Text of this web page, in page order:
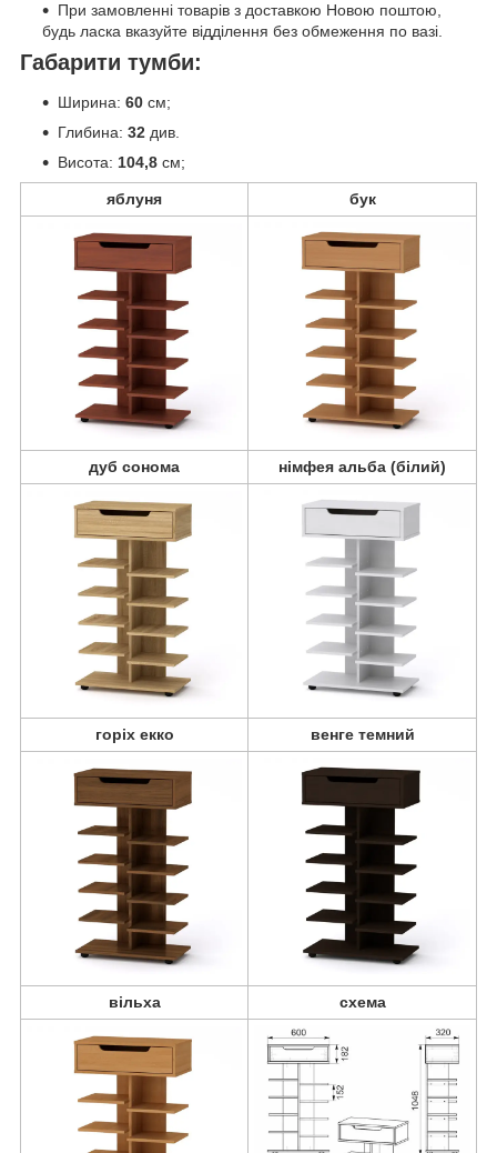
При замовленні товарів з доставкою Новою поштою,
будь ласка вказуйте відділення без обмеження по вазі.
Габарити тумби:
Ширина: 60 см;
Глибина: 32 див.
Висота: 104,8 см;
яблуня бук
дуб сонома німфея альба (білий)
горіх екко венге темний
вільха схема